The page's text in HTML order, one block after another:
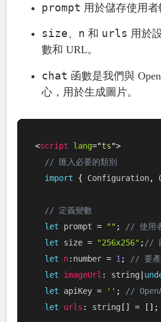
prompt 用於儲存使用者
size、 n 和 urls 用於
數和 URL。
chat 函數是我們與
心，用於生成圖片。
<script lang="ts">
// 匯入必要的類別
import
{ Configuration,
// 定義變數
let prompt = "" ;
// 使用
let size = "256x256" ; //
let
n: number = 1 ;
// 要產
let
imageUrl : string
let apiKey = '' ;
//
let
urls : string [ ] = [ ] ;